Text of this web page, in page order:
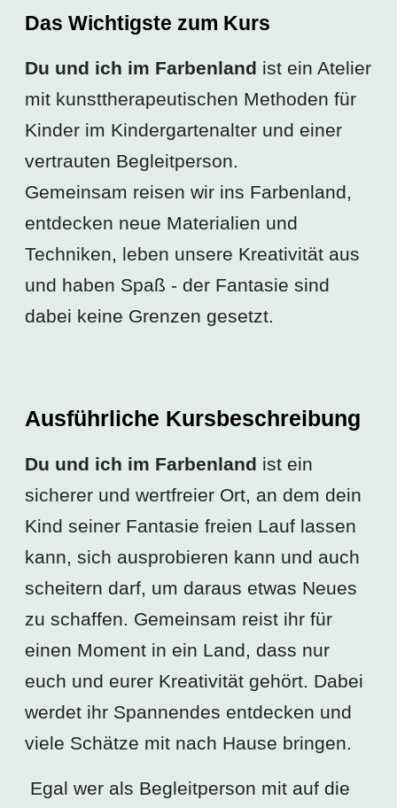
Das Wichtigste zum Kurs
Du und ich im Farbenland ist ein Atelier
mit kunsttherapeutischen Methoden für
Kinder im Kindergartenalter und einer
vertrauten Begleitperson.
Gemeinsam reisen wir ins Farbenland,
entdecken neue Materialien und
Techniken, leben unsere Kreativität aus
und haben Spaß - der Fantasie sind
dabei keine Grenzen gesetzt.
Ausführliche Kursbeschreibung
Du und ich im Farbenland ist ein
sicherer und wertfreier Ort, an dem dein
Kind seiner Fantasie freien Lauf lassen
kann, sich ausprobieren kann und auch
scheitern darf, um daraus etwas Neues
zu schaffen. Gemeinsam reist ihr für
einen Moment in ein Land, dass nur
euch und eurer Kreativität gehört. Dabei
werdet ihr Spannendes entdecken und
viele Schätze mit nach Hause bringen.
Egal wer als Begleitperson mit auf die